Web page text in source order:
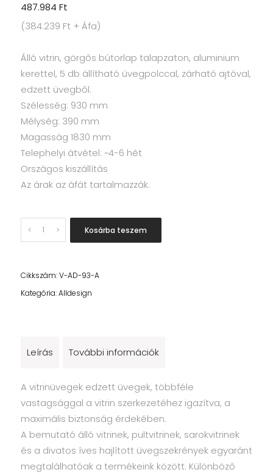
487.984 Ft
(384.239 Ft + Áfa)
Álló vitrin, görgős bútorlap talapzaton, aluminium
kerettel, 5 db állítható üvegpolccal, zárható ajtóval,
edzett üvegből.
Szélesség: 930 mm
Mélység: 390 mm
Magasság 1830 mm
Telephelyi átvétel: ~4-6 hét
Országos kiszállítás
Az árak az áfát tartalmazzák.
Quantity Kosárba teszem
Cikkszám:V-AD-93-A
Kategória:Alldesign
Leírás További információk
A vitrinüvegek edzett üvegek, többféle
vastagsággal a vitrin szerkezetéhez igazítva, a
maximális biztonság érdekében.
A bemutató álló vitrinek, pultvitrinek, sarokvitrinek
és a divatos íves hajlított üvegszekrények egyaránt
megtalálhatóak a termékeink között. Különböző